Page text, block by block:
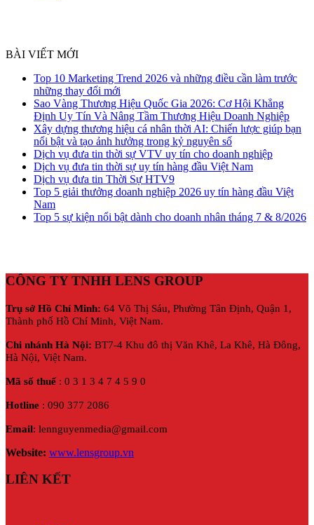
BÀI VIẾT MỚI
Top 10 Marketing Trend 2026 và những điều cần làm trước
những thay đổi mới
Sao Vàng Thương Hiệu Quốc Gia 2026: Cơ Hội Khẳng
Định Uy Tín Và Nâng Tầm Thương Hiệu Doanh Nghiệp
Xây dựng thương hiệu cá nhân thời AI: Chiến lược giúp bạn
nổi bật và tạo ảnh hưởng trong kỷ nguyên số
Dịch vụ đưa tin thời sự VTV uy tín cho doanh nghiệp
Dịch vụ đưa tin thời sự uy tín hàng đầu Việt Nam
Dịch vụ đưa tin Thời Sự HTV9
Top 5 giải thưởng doanh nghiệp 2026 uy tín hàng đầu Việt
Nam
Top 5 sự kiện nổi bật dành cho doanh nhân tháng 7 & 8/2026
CÔNG TY TNHH LENS GROUP
Trụ sở Hồ Chí Minh: 64 Võ Thị Sáu, Phường Tân Định, Quận 1,
Thành phố Hồ Chí Minh, Việt Nam.
Chi nhánh Hà Nội: BT7-4 Khu đô thị Văn Khê, La Khê, Hà Đông,
Hà Nội, Việt Nam.
Mã số thuế: 0 3 1 3 4 7 4 5 9 0
Hotline : 090 377 2086
Email: lennguyenmedia@gmail.com
Website: www.lensgroup.vn
LIÊN KẾT